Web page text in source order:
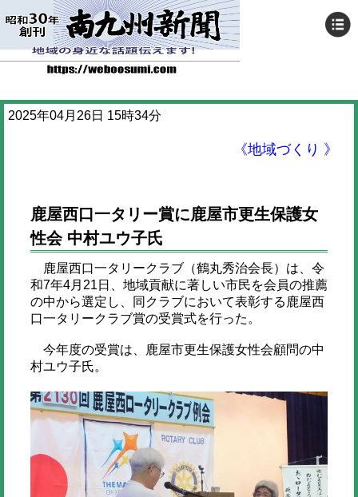
2025年04月26日 15時34分
《地域づくり 》
鹿屋西口一タリー賞に鹿屋市更生保護女
性会 中村ユウ子氏
鹿屋西口一タリークラブ（鶴丸秀治会長）は、令
和7年4月21日、地域貢献に著しい市民を会員の推薦
の中から選定し、同クラブにおいて表彰する鹿屋西
口一タリークラブ賞の受賞式を行った。
今年度の受賞は、鹿屋市更生保護女性会顧問の中
村ユウ子氏。